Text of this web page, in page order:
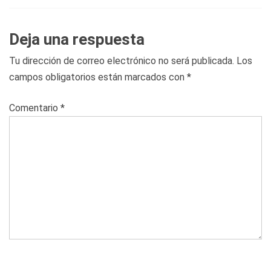
Deja una respuesta
Tu dirección de correo electrónico no será publicada. Los
campos obligatorios están marcados con *
Comentario *